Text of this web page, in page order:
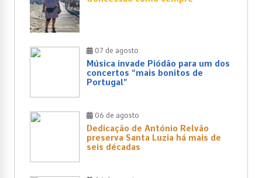
07 de agosto
Música invade Piódão para um dos
concertos “mais bonitos de
Portugal”
06 de agosto
Dedicação de António Relvão
preserva Santa Luzia há mais de
seis décadas